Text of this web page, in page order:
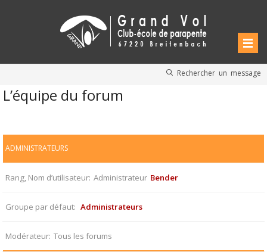
Rechercher un message
L’équipe du forum
ADMINISTRATEURS
Rang, Nom d’utilisateur Administrateur Bender
Groupe par défaut Administrateurs
Modérateur Tous les forums